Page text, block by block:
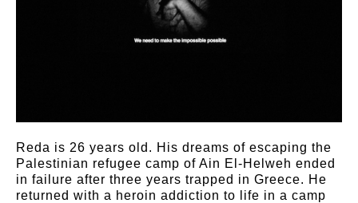
Reda is 26 years old. His dreams of escaping the
Palestinian refugee camp of Ain El-Helweh ended
in failure after three years trapped in Greece. He
returned with a heroin addiction to life in a camp